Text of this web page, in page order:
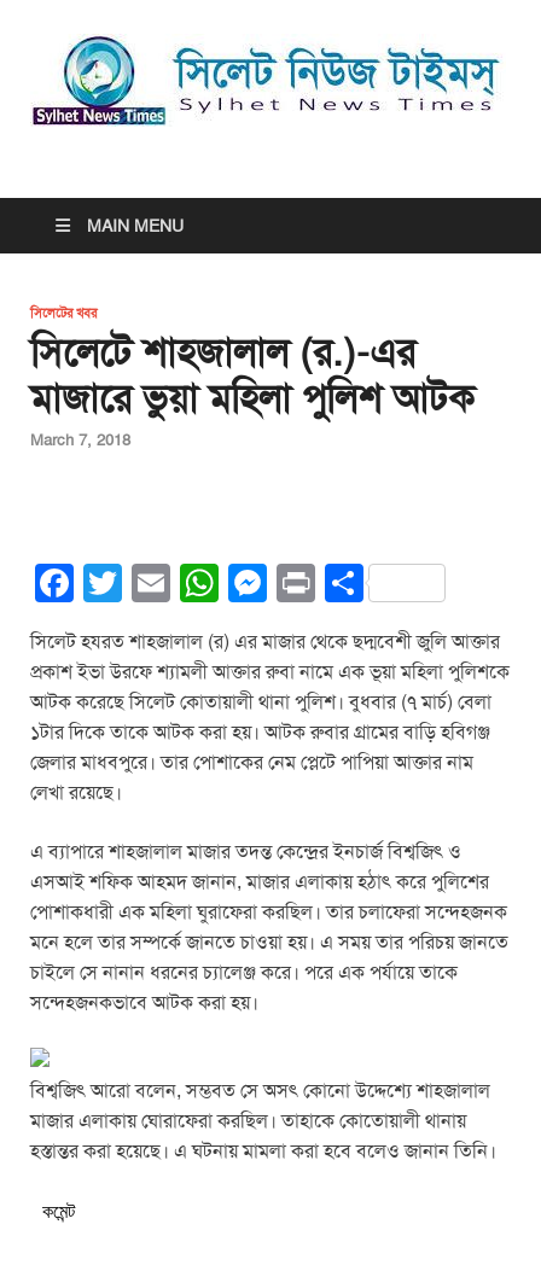
সিলেট নিউজ টাইমস্ | Sylhet
News Times
MAIN MENU
সিলেটের খবর
সিলেটে শাহজালাল (র.)-এর
মাজারে ভুয়া মহিলা পুলিশ আটক
March 7, 2018
F
a
c
e
b
o
o
k
T
wi
tt
er
E
m
ail
W
h
at
s
A
p
M
e
ss
e
n
g
Pr
in
t
S
ar
e
সিলেট হযরত শাহজালাল (র) এর মাজার থেকে ছদ্মবেশী জুলি আক্তার
প্রকাশ ইভা উরফে শ্যামলী আক্তার রুবা নামে এক ভূয়া মহিলা পুলিশকে
আটক করেছে সিলেট কোতায়ালী থানা পুলিশ। বুধবার (৭ মার্চ) বেলা
১টার দিকে তাকে আটক করা হয়। আটক রুবার গ্রামের বাড়ি হবিগঞ্জ
জেলার মাধবপুরে। তার পোশাকের নেম প্লেটে পাপিয়া আক্তার নাম
লেখা রয়েছে।
এ ব্যাপারে শাহজালাল মাজার তদন্ত কেন্দ্রের ইনচার্জ বিশ্বজিৎ ও
এসআই শফিক আহমদ জানান, মাজার এলাকায় হঠাৎ করে পুলিশের
পোশাকধারী এক মহিলা ঘুরাফেরা করছিল। তার চলাফেরা সন্দেহজনক
মনে হলে তার সম্পর্কে জানতে চাওয়া হয়। এ সময় তার পরিচয় জানতে
চাইলে সে নানান ধরনের চ্যালেঞ্জ করে। পরে এক পর্যায়ে তাকে
সন্দেহজনকভাবে আটক করা হয়।
বিশ্বজিৎ আরো বলেন, সম্ভবত সে অসৎ কোনো উদ্দেশ্যে শাহজালাল
মাজার এলাকায় ঘোরাফেরা করছিল। তাহাকে কোতোয়ালী থানায়
হস্তান্তর করা হয়েছে। এ ঘটনায় মামলা করা হবে বলেও জানান তিনি।
কমেন্ট